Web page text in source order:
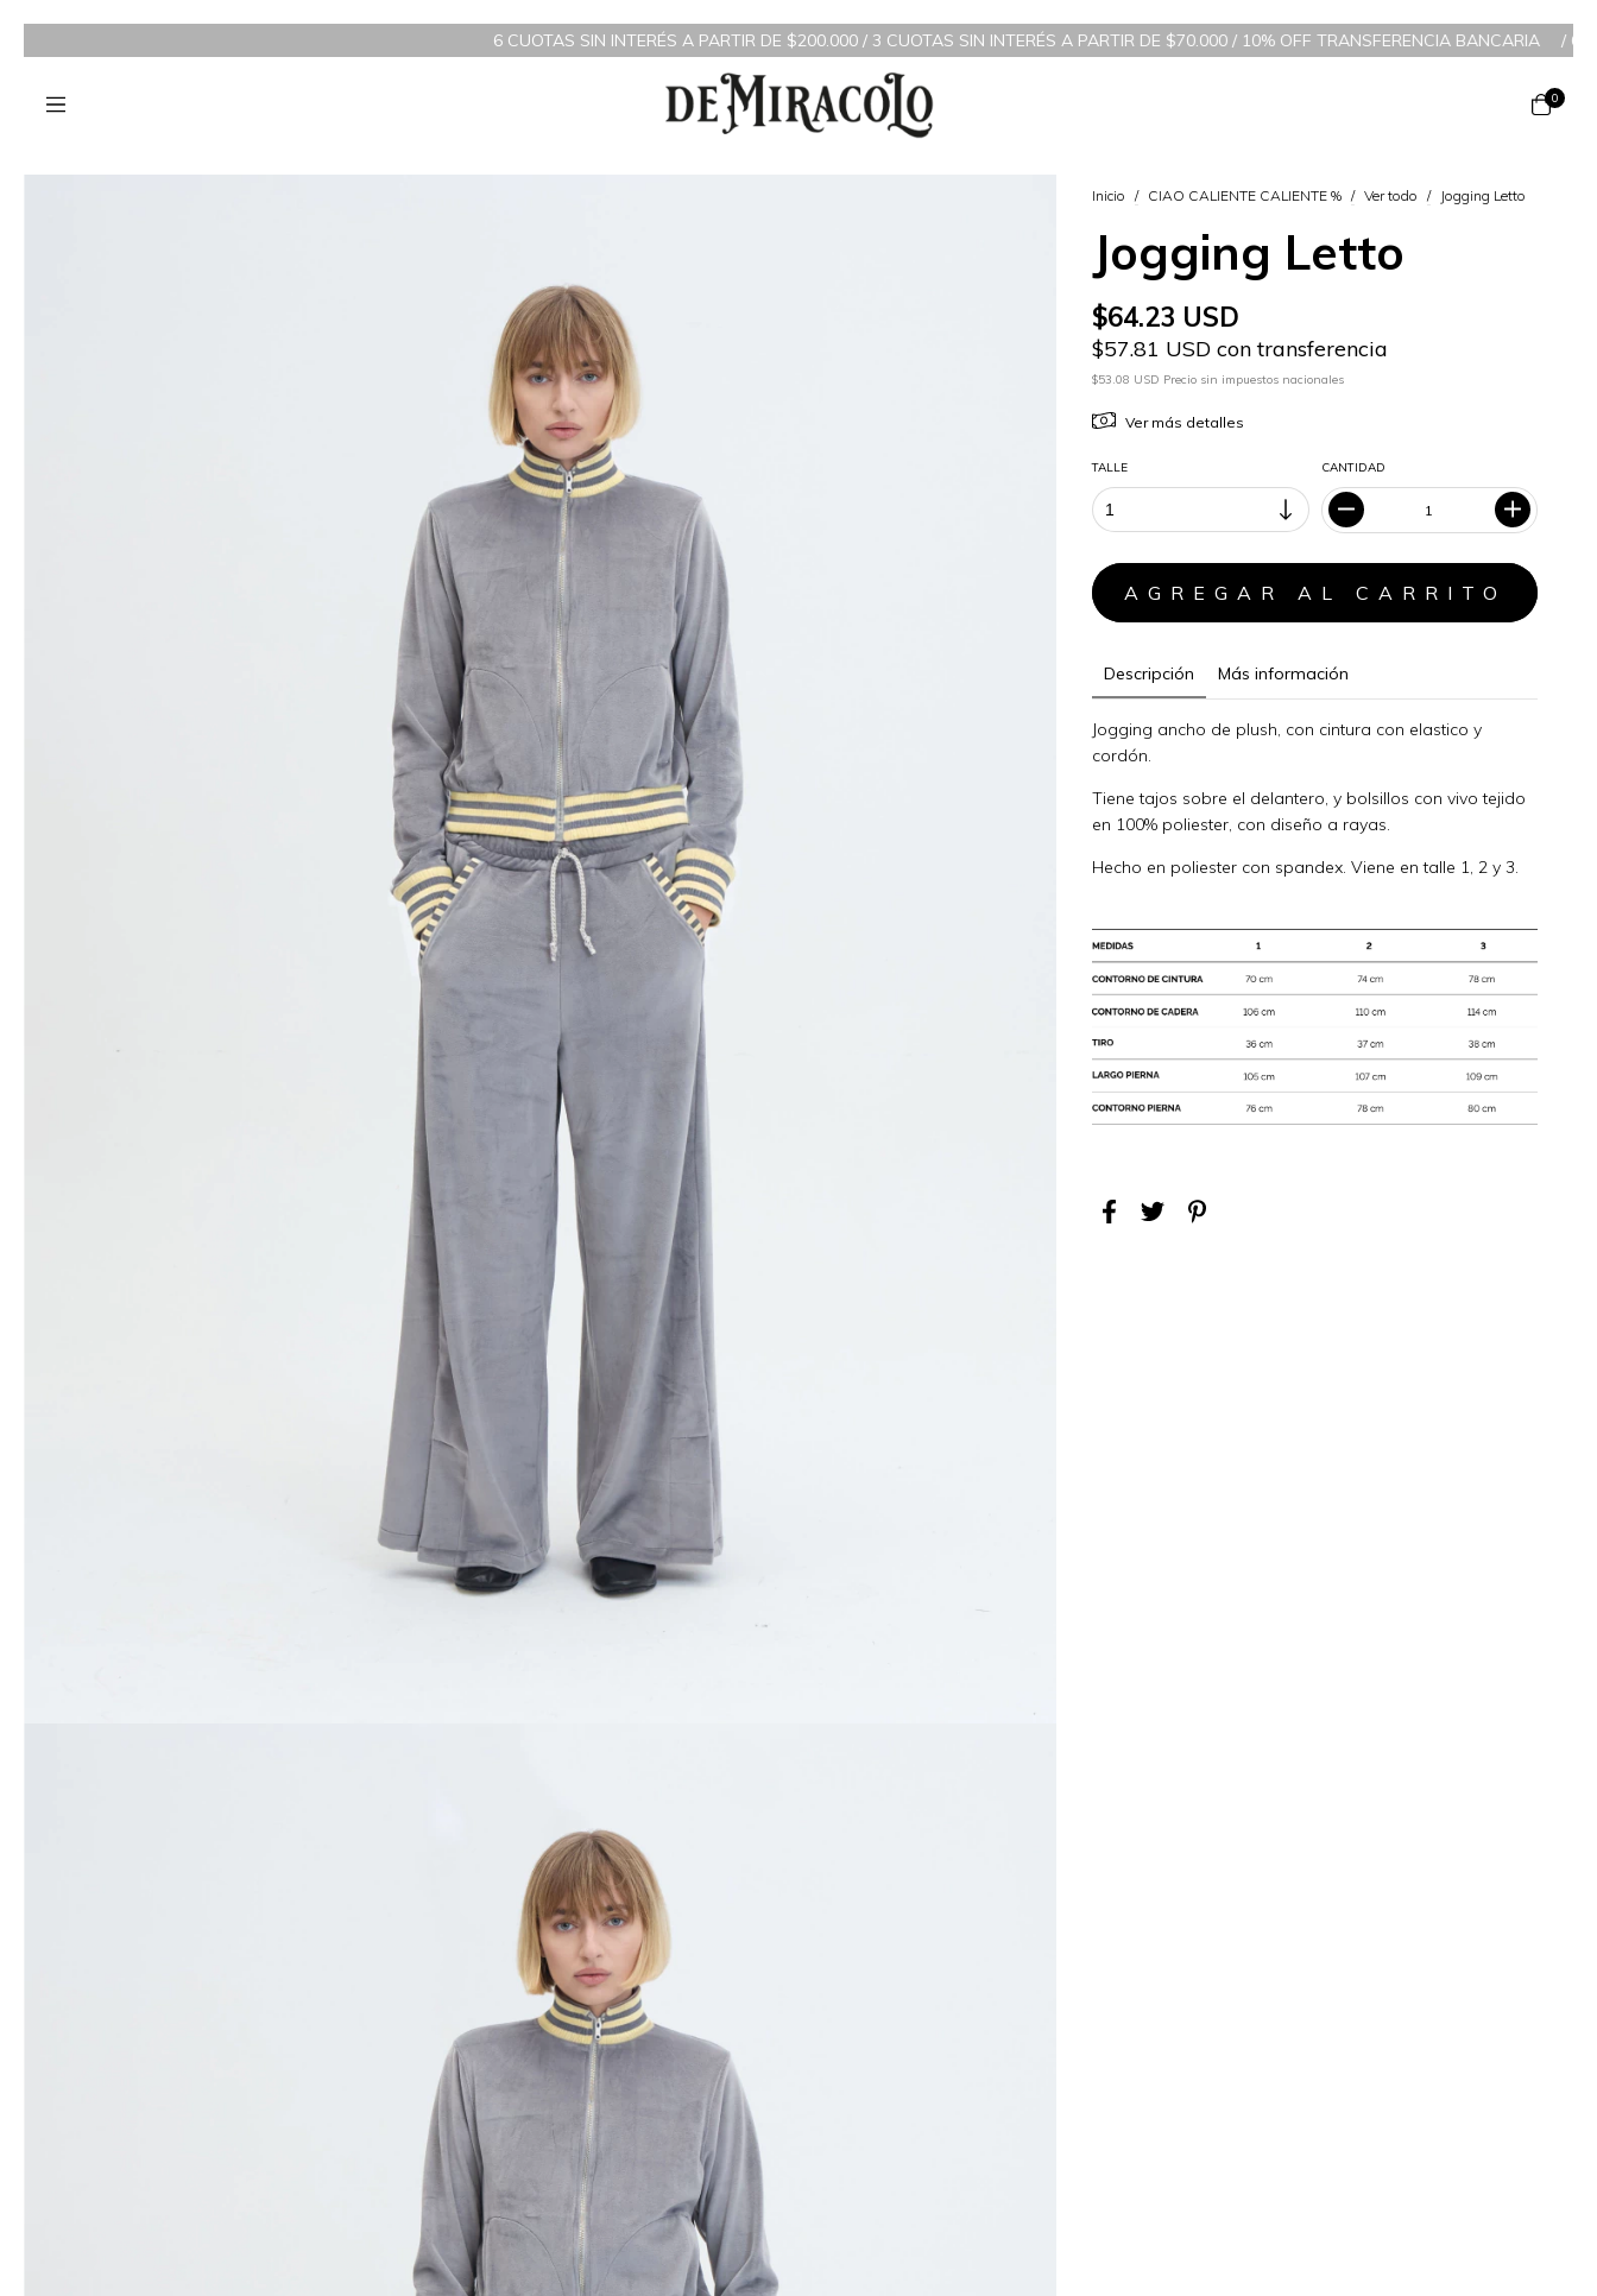
6 CUOTAS SIN INTERÉS A PARTIR DE $200.000 / 3 CUOTAS SIN INTERÉS A PARTIR DE $70.000 / 10% OFF TRANSFERENCIA BANCARIA /6 CUOTAS SIN
0
Inicio / CIAO CALIENTE CALIENTE % / Ver todo / Jogging Letto
Jogging Letto
$64.23 USD
$57.81 USD con transferencia
$53.08 USD Precio sin impuestos nacionales
Ver más detalles
TALLE CANTIDAD
Descripción Más información
Jogging ancho de plush, con cintura con elastico y
cordón.
Tiene tajos sobre el delantero, y bolsillos con vivo tejido
en 100% poliester, con diseño a rayas.
Hecho en poliester con spandex. Viene en talle 1, 2 y 3.